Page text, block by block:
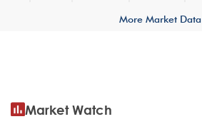
More Market Data
Market Watch